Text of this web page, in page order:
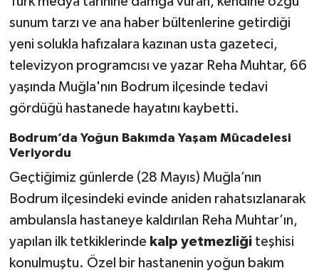
sunum tarzı ve ana haber bültenlerine getirdiği
yeni solukla hafızalara kazınan usta gazeteci,
televizyon programcısı ve yazar Reha Muhtar, 66
yaşında Muğla'nın Bodrum ilçesinde tedavi
gördüğü hastanede hayatını kaybetti.
Bodrum’da Yoğun Bakımda Yaşam Mücadelesi
Veriyordu
Geçtiğimiz günlerde (28 Mayıs) Muğla’nın
Bodrum ilçesindeki evinde aniden rahatsızlanarak
ambulansla hastaneye kaldırılan Reha Muhtar’ın,
yapılan ilk tetkiklerinde kalp yetmezliğiteşhisi
konulmuştu. Özel bir hastanenin yoğun bakım